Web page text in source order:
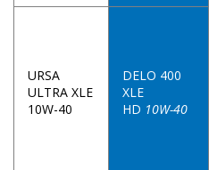
URSA
ULTRA XLE
10W-40
DELO 400
XLE
HD 10W-40